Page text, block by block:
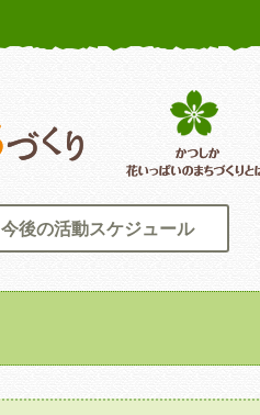
かつしか花いっぱいのまち
今後の活動スケジュール